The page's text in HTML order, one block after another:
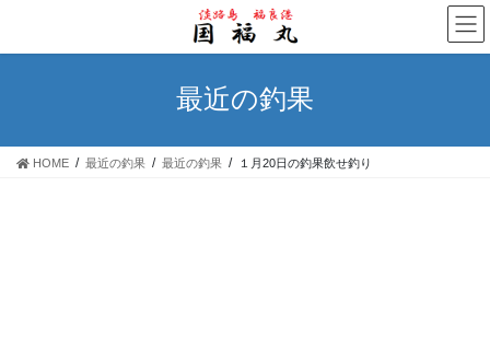
テ
ス
ゲ
ン
最近の釣果
HOME 最近の釣果 最近の釣果 １月20日の釣果飲せ釣り